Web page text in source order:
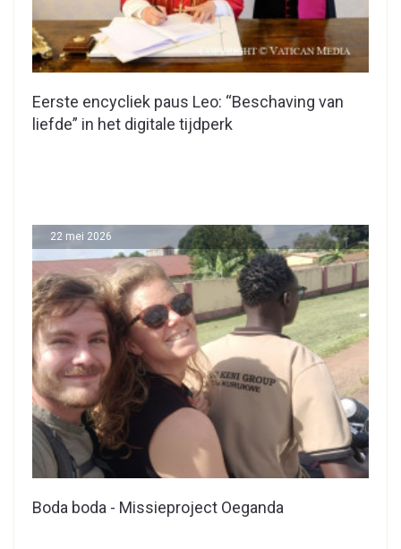
Eerste encycliek paus Leo: “Beschaving van
liefde” in het digitale tijdperk
Boda boda - Missieproject Oeganda
22 mei 2026